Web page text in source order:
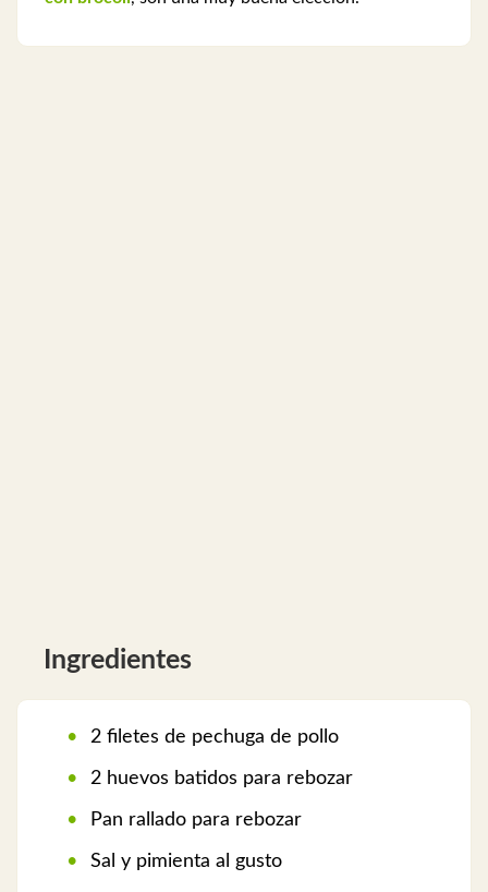
Ingredientes
2 filetes de pechuga de pollo
2 huevos batidos para rebozar
Pan rallado para rebozar
Sal y pimienta al gusto